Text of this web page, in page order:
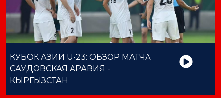
КУБОК АЗИИ U-23: ОБЗОР МАТЧА
САУДОВСКАЯ АРАВИЯ -
КЫРГЫЗСТАН